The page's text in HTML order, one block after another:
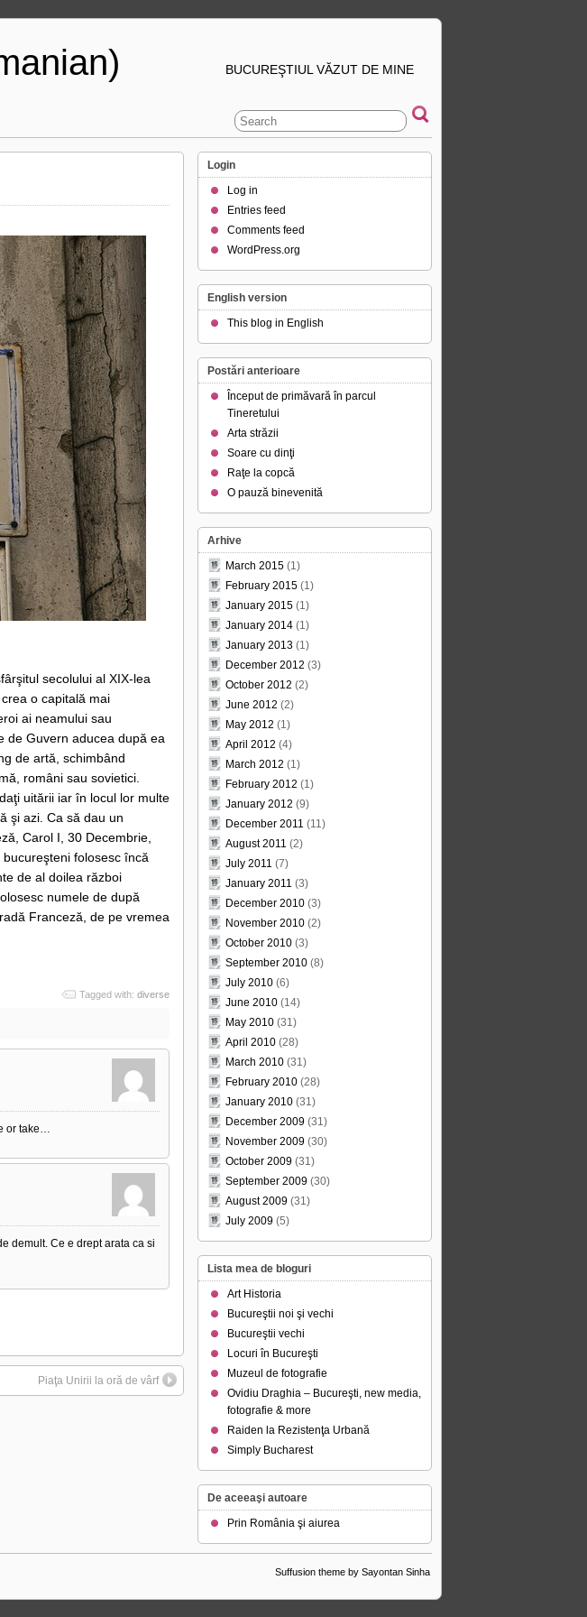
BUCUREŞTIUL VĂZUT DE MINE
secolului al XIX-lea
o capitală mai
ai neamului sau
de Guvern aducea după ea
de artă, schimbând
români sau sovietici.
uitării iar în locul lor multe
şi azi. Ca să dau un
Carol I, 30 Decembrie,
folosesc încă
de al doilea război
numele de după
Franceză, de pe vremea
Tagged with: diverse
or take…
demult. Ce e drept arata ca si
Piaţa Unirii la oră de vârf
Login
Log in
Entries feed
Comments feed
WordPress.org
English version
This blog in English
Postări anterioare
Început de primăvară în parcul
Tineretului
Arta străzii
Soare cu dinţi
Raţe la copcă
O pauză binevenită
Arhive
March 2015 (1)
February 2015 (1)
January 2015 (1)
January 2014 (1)
January 2013 (1)
December 2012 (3)
October 2012 (2)
June 2012 (2)
May 2012 (1)
April 2012 (4)
March 2012 (1)
February 2012 (1)
January 2012 (9)
December 2011 (11)
August 2011 (2)
July 2011 (7)
January 2011 (3)
December 2010 (3)
November 2010 (2)
October 2010 (3)
September 2010 (8)
July 2010 (6)
June 2010 (14)
May 2010 (31)
April 2010 (28)
March 2010 (31)
February 2010 (28)
January 2010 (31)
December 2009 (31)
November 2009 (30)
October 2009 (31)
September 2009 (30)
August 2009 (31)
July 2009 (5)
Lista mea de bloguri
Art Historia
Bucureştii noi şi vechi
Bucureştii vechi
Locuri în Bucureşti
Muzeul de fotografie
Ovidiu Draghia – Bucureşti, new media,
fotografie & more
Raiden la Rezistenţa Urbană
Simply Bucharest
De aceeaşi autoare
Prin România şi aiurea
Suffusion theme by Sayontan Sinha